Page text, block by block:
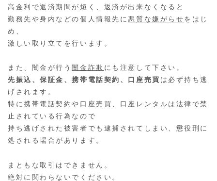
高金利で返済期間が短く、返済が出来なくなると
勤務先や身内などの個人情報先に悪質な嫌がらせをはじ
め、
激しい取り立てを行います。
また、闇金が行う 闇金詐欺 にも注意して下さい。
先振込、保証金、携帯電話契約、口座売買 は必ず持ち逃
げされます。
特に携帯電話契約や口座売買、口座レンタルは法律で禁
止されている行為なので
持ち逃げされた被害者でも逮捕されてしまい、懲役刑に
処される場合があります。
まともな取引はできません。
絶対に関わらないでください。